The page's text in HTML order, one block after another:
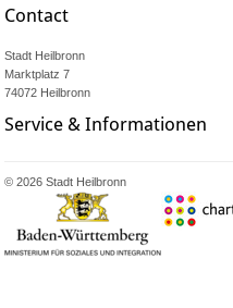
Contact
Stadt Heilbronn
Marktplatz 7
74072 Heilbronn
Service & Informationen
© 2026 Stadt Heilbronn